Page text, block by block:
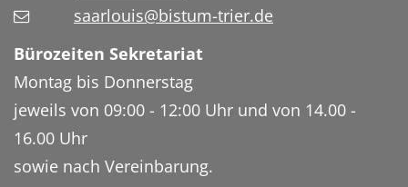
saarlouis@bistum-trier.de
Bürozeiten Sekretariat
Montag bis Donnerstag
jeweils von 09:00 - 12:00 Uhr und von 14.00 -
16.00 Uhr
sowie nach Vereinbarung.